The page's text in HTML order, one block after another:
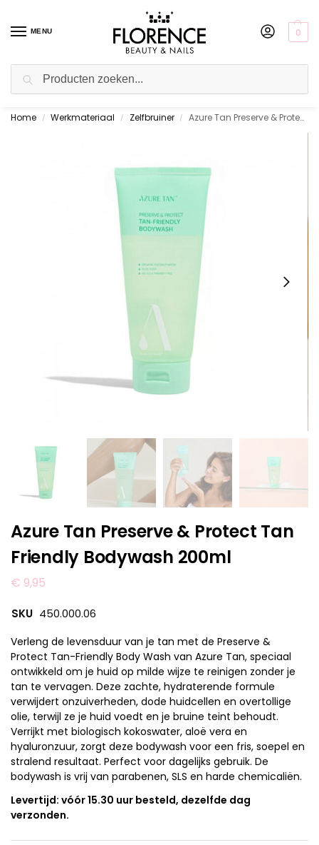
MENU 0
Gratis ophalen in de showroom
Home / Werkmateriaal / Zelfbruiner / Azure Tan Preserve & Protect Tan Friendly Bodywash 200ml
Azure Tan Preserve & Protect Tan
Friendly Bodywash 200ml
€ 9,95
SKU 450.000.06
Verleng de levensduur van je tan met de Preserve &
Protect Tan-Friendly Body Wash van Azure Tan, speciaal
ontwikkeld om je huid op milde wijze te reinigen zonder je
tan te vervagen. Deze zachte, hydraterende formule
verwijdert onzuiverheden, dode huidcellen en overtollige
olie, terwijl ze je huid voedt en je bruine teint behoudt.
Verrijkt met biologisch kokoswater, aloë vera en
hyaluronzuur, zorgt deze bodywash voor een fris, soepel en
stralend resultaat. Perfect voor dagelijks gebruik. De
bodywash is vrij van parabenen, SLS en harde chemicaliën.
Levertijd: vóór 15.30 uur besteld, dezelfde dag
verzonden.